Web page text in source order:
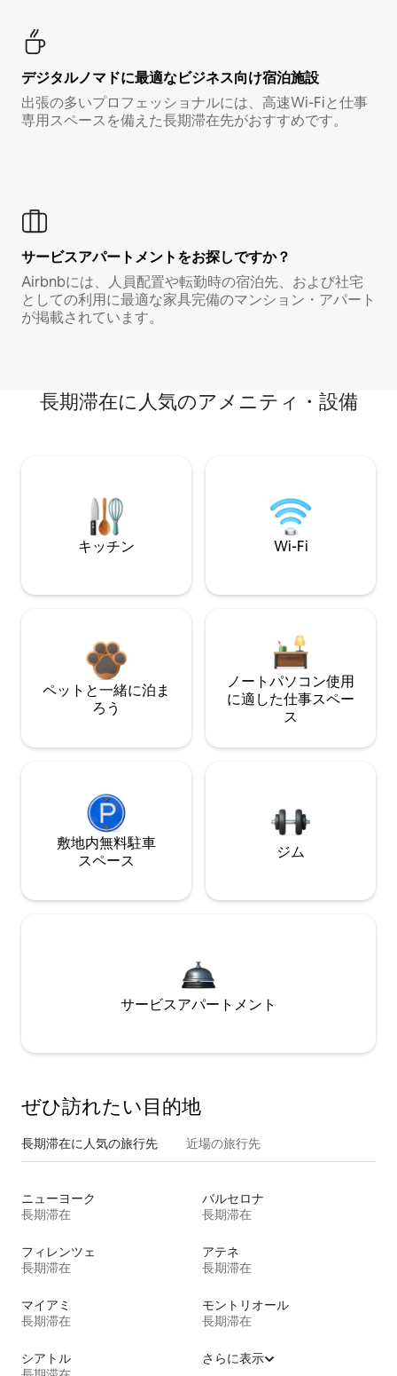
デジタルノマド⁠に最⁠適⁠なビ⁠ジ⁠ネ⁠ス⁠向⁠け宿⁠泊⁠施⁠設
出張の多いプロフェッショナルには、高速Wi-Fiと仕事
専用スペースを備えた長期滞在先がおすすめです。
サービスアパートメントをお探しですか？
Airbnbには、人員配置や転勤時の宿泊先、および社宅
としての利用に最適な家具完備のマンション・アパート
が掲載されています。
長期滞在に人気のアメニティ・設備
キッチン Wi-Fi
ペットと一緒に泊ま
ろう
ノートパソコン使用
に適した仕事スペー
ス
敷地内無料駐⁠車
ス⁠ペ⁠ー⁠ス
ジム
サービスアパートメント
ぜひ訪⁠れ⁠た⁠い目⁠的⁠地
長期滞在に人気の旅行先 近場の旅行先
ニューヨーク
長期滞在
バルセロナ
長期滞在
フィレンツェ
長期滞在
アテネ
長期滞在
マイアミ
長期滞在
モントリオール
長期滞在
シアトル
さらに表示